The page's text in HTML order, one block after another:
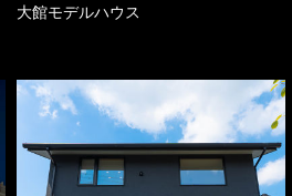
大館モデルハウス